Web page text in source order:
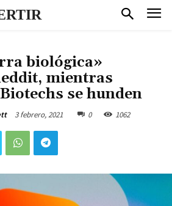
biológica»
mientras
se hunden
3 febrero, 2021 0 1062